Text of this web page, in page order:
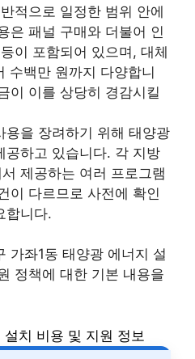
적으로 일정한 범위 안에
은 패널 구매와 더불어 인
이 포함되어 있으며, 대체
수백만 원까지 다양합니
이 이를 상당히 경감시킬
용을 장려하기 위해 태양광
공하고 있습니다. 각 지방
제공하는 여러 프로그램
이 다르므로 사전에 확인
합니다.
가좌1동 태양광 에너지 설
정책에 대한 기본 내용을
치 비용 및 지원 정보